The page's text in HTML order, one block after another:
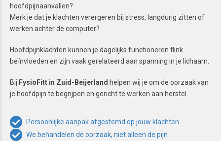
hoofdpijnaanvallen?
Merk je dat je klachten verergeren bij stress, langdurig zitten of
werken achter de computer?
Hoofdpijnklachten kunnen je dagelijks functioneren flink
beïnvloeden en zijn vaak gerelateerd aan spanning in je lichaam.
Bij FysioFitt in Zuid-Beijerland helpen wij je om de oorzaak van
je hoofdpijn te begrijpen en gericht te werken aan herstel.
Persoonlijke aanpak afgestemd op jouw klachten
We behandelen de oorzaak, niet alleen de pijn